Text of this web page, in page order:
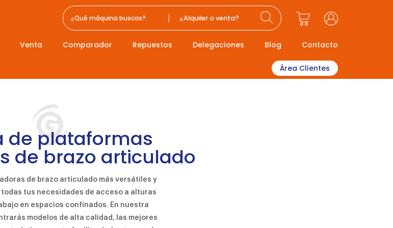
¿Alquiler o venta?
Venta Comparador Repuestos Delegaciones Blog Contacto
Área Clientes
de plataformas
de brazo articulado
de brazo articulado más versátiles y
tus necesidades de acceso a alturas
en espacios confinados. En nuestra
modelos de alta calidad, las mejores